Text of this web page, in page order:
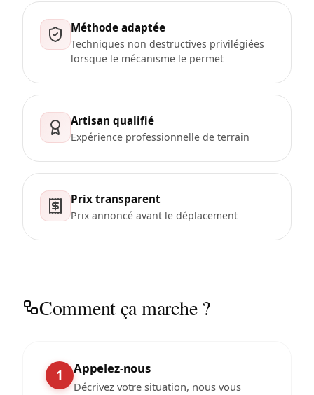
Méthode adaptée
Techniques non destructives privilégiées
lorsque le mécanisme le permet
Artisan qualifié
Expérience professionnelle de terrain
Prix transparent
Prix annoncé avant le déplacement
Comment ça marche ?
1 Appelez-nous
Décrivez votre situation, nous vous